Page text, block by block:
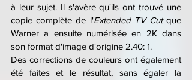
à leur sujet. Il s'avère qu'ils ont trouvé une
copie complète de l'Extended TV Cut que
Warner a ensuite numérisée en 2K dans
son format d'image d'origine 2.40: 1.
Des corrections de couleurs ont également
été faites et le résultat, sans égaler la